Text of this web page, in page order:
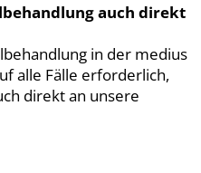
auch direkt
in der medius
alle Fälle erforderlich,
direkt an unsere